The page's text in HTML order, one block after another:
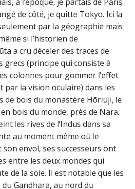
de côté, je quitte Tokyo. Ici la
par la géographie mais
si l’historien de
a cru déceler des traces de
grecs (principe qui consiste à
colonnes pour gommer l’effet
par la vision oculaire) dans les
de bois du monastère Hōriuji, le
bois du monde, près de Nara.
les rives de l’Indus dans sa
au moment même où le
envol, ses successeurs ont
entre les deux mondes qui
de la soie. Il est notable que les
Gandhara, au nord du